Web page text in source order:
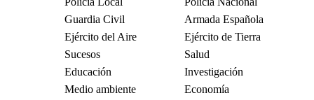
Guardia Civil
Armada Española
Ejército del Aire
Ejército de Tierra
Sucesos
Salud
Educación
Investigación
Medio ambiente
Economía